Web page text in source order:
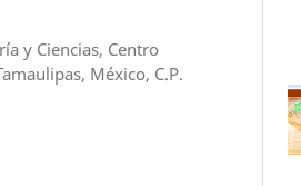
y Ciencias, Centro
México, C.P.